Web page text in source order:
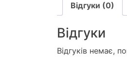
Відгуки (0)
Відгуки
Відгуків немає,